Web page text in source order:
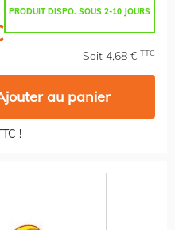
PRODUIT DISPO. SOUS 2-10 JOURS
Soit 4,68 € TTC
au panier
!